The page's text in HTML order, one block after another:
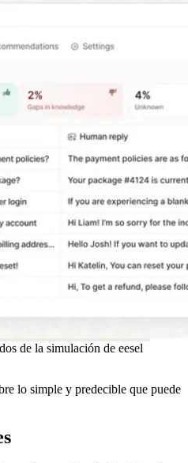
de la simulación de eesel
lo simple y predecible que puede